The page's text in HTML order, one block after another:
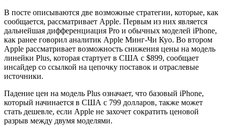
В посте описываются две возможные стратегии, которые, как
сообщается, рассматривает Apple. Первым из них является
дальнейшая дифференциация Pro и обычных моделей iPhone,
как ранее говорил аналитик Apple Минг-Чи Куо. Во втором
Apple рассматривает возможность снижения цены на модель
линейки Plus, которая стартует в США с $899, сообщает
инсайдер со ссылкой на цепочку поставок и отраслевые
источники.
Падение цен на модель Plus означает, что базовый iPhone,
который начинается в США с 799 долларов, также может
стать дешевле, если Apple не захочет сократить ценовой
разрыв между двумя моделями.